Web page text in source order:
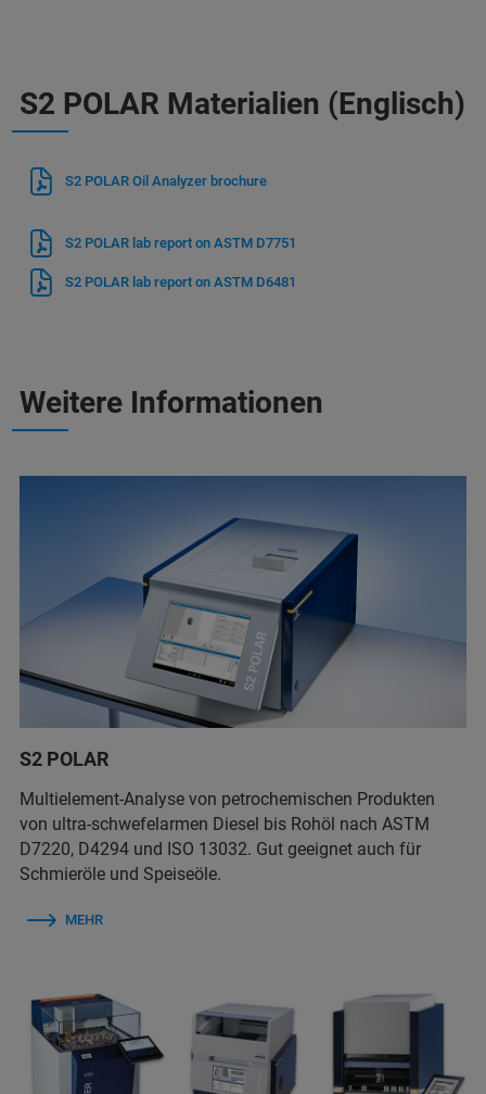
S2 POLAR Materialien (Englisch)
S2 POLAR Oil Analyzer brochure
S2 POLAR lab report on ASTM D7751
S2 POLAR lab report on ASTM D6481
Weitere Informationen
S2 POLAR
Multielement-Analyse von petrochemischen Produkten
von ultra-schwefelarmen Diesel bis Rohöl nach ASTM
D7220, D4294 und ISO 13032. Gut geeignet auch für
Schmieröle und Speiseöle.
MEHR